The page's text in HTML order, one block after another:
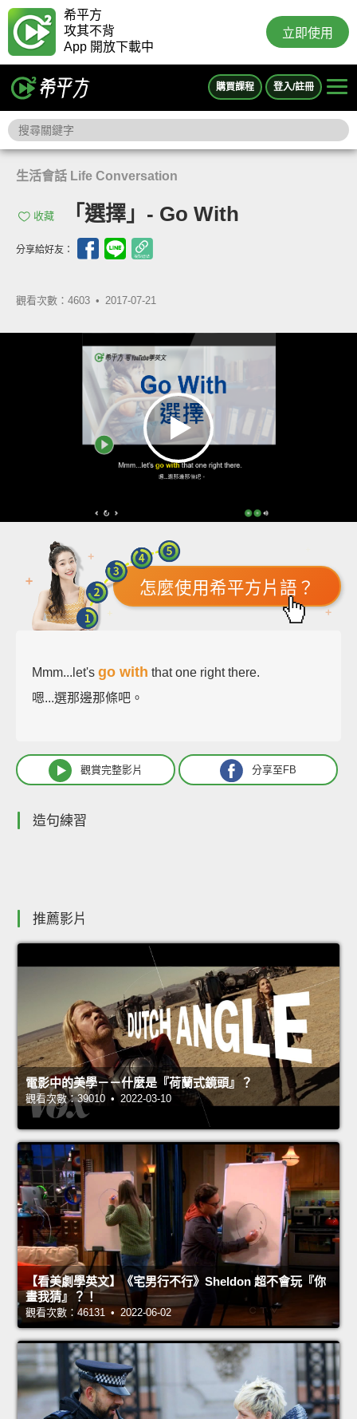
希平方
攻其不背
App 開放下載中
立即使用
購買課程 登入/註冊
生活會話 Life Conversation
收藏 「選擇」- Go With
分享給好友：
觀看次數：4603 • 2017-07-21
怎麼使用希平方片語？
Mmm...let's go with that one right there.
嗯...選那邊那條吧。
觀賞完整影片 分享至FB
造句練習
推薦影片
電影中的美學－－什麼是『荷蘭式鏡頭』？
觀看次數：39010 • 2022-03-10
【看美劇學英文】《宅男行不行》Sheldon 超不會玩『你
畫我猜』？！
觀看次數：46131 • 2022-06-02